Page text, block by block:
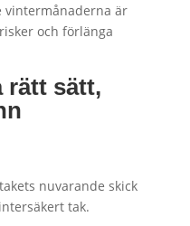
vintermånaderna är
och förlänga
rätt sätt,
nuvarande skick
tak.